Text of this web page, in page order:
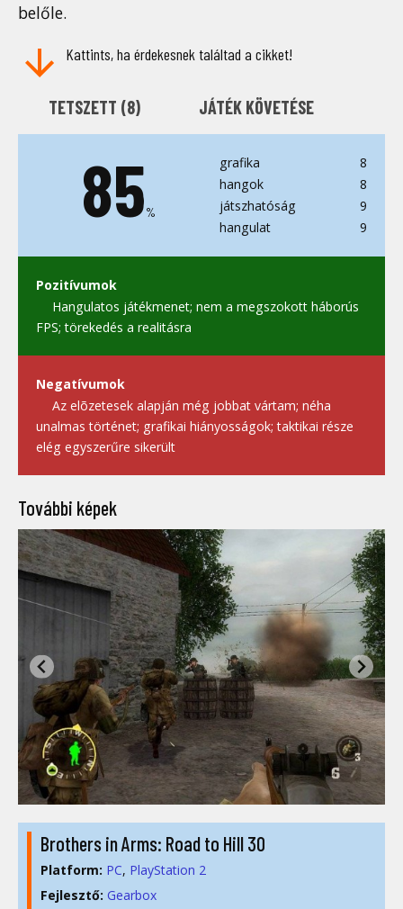
belőle.
Kattints, ha érdekesnek találtad a cikket!
TETSZETT (8) JÁTÉK KÖVETÉSE
85%
grafika
8
hangok
8
játszhatóság
9
hangulat
9
Pozitívumok
Hangulatos játékmenet; nem a megszokott háborús
FPS; törekedés a realitásra
Negatívumok
Az elõzetesek alapján még jobbat vártam; néha
unalmas történet; grafikai hiányosságok; taktikai része
elég egyszerűre sikerült
További képek
Brothers in Arms: Road to Hill 30
Platform: PC PlayStation 2
Fejlesztő: Gearbox